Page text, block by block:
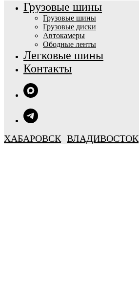
Грузовые шины
Грузовые шины
Грузовые диски
Автокамеры
Ободные ленты
Легковые шины
Контакты
ХАБАРОВСК ВЛАДИВОСТОК